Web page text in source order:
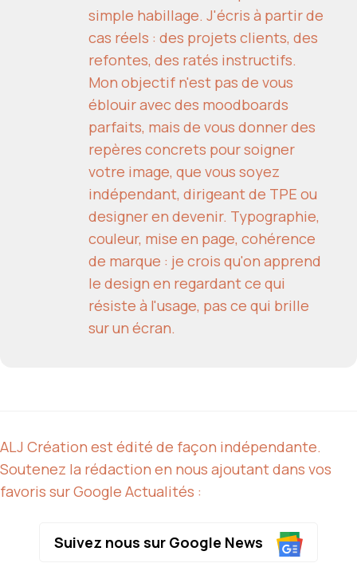
simple habillage. J'écris à partir de
cas réels : des projets clients, des
refontes, des ratés instructifs.
Mon objectif n'est pas de vous
éblouir avec des moodboards
parfaits, mais de vous donner des
repères concrets pour soigner
votre image, que vous soyez
indépendant, dirigeant de TPE ou
designer en devenir. Typographie,
couleur, mise en page, cohérence
de marque : je crois qu'on apprend
le design en regardant ce qui
résiste à l'usage, pas ce qui brille
sur un écran.
ALJ Création est édité de façon indépendante.
Soutenez la rédaction en nous ajoutant dans vos
favoris sur Google Actualités :
Suivez nous sur Google News